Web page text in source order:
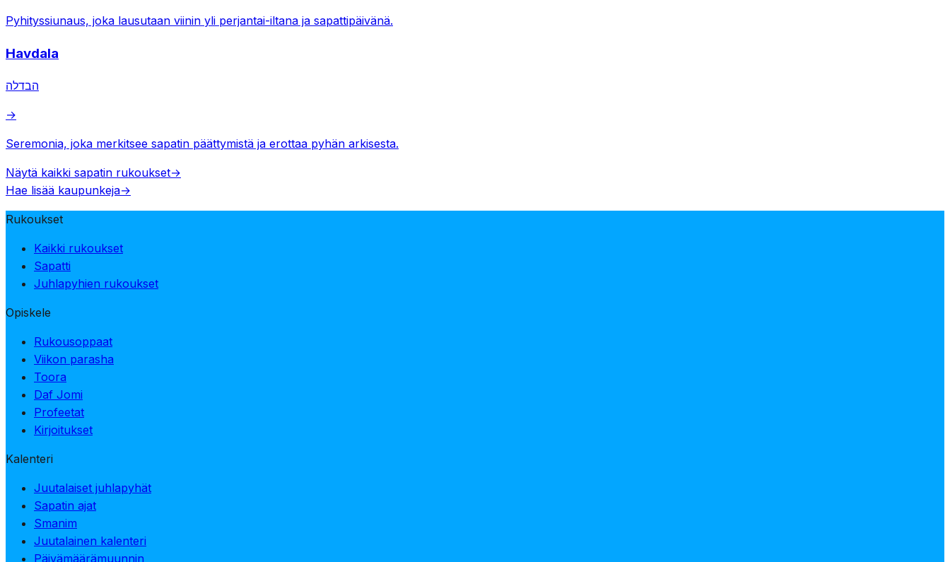
Pyhityssiunaus, joka lausutaan viinin yli perjantai-iltana ja sapattipäivänä.
Havdala
הבדלה
→
Seremonia, joka merkitsee sapatin päättymistä ja erottaa pyhän arkisesta.
Näytä kaikki sapatin rukoukset→
Hae lisää kaupunkeja→
Rukoukset
Kaikki rukoukset
Sapatti
Juhlapyhien rukoukset
Opiskele
Rukousoppaat
Viikon parasha
Toora
Daf Jomi
Profeetat
Kirjoitukset
Kalenteri
Juutalaiset juhlapyhät
Sapatin ajat
Smanim
Juutalainen kalenteri
Päivämäärämuunnin